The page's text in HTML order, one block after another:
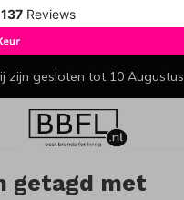
137 Reviews
zijn gesloten tot 10 Augustus
getagd met